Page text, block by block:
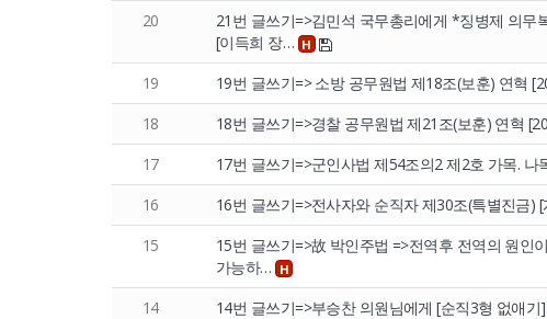
20
21번 글쓰기=>김민석 국무총리에게 *징병제 의
[이득희 장… H
19 19번 글쓰기=> 소방 공무원법 제18조(보훈) 연혁
18
18번 글쓰기=>경찰 공무원법 제21조(보훈) 연혁
17
17번 글쓰기=>군인사법 제54조의2 제2호 가목.
16
16번 글쓰기=>전사자와 순직자 제30조(특별진금)
15
15번 글쓰기=>故 박인주법 =>전역후 전역의 원인
가능하… H
14 14번 글쓰기=>부승찬 의원님에게 [순직3형 없애